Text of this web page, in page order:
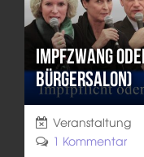
Impfzwang
Bürgersalon)
Veranstaltung
1 Kommentar